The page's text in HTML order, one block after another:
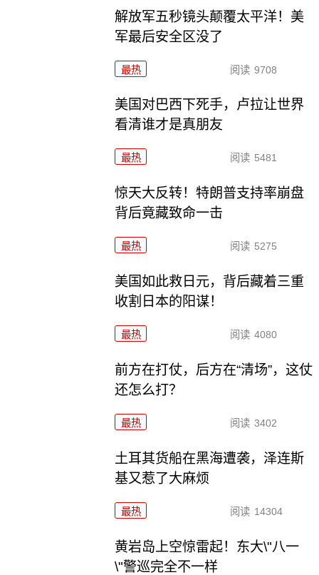
解放军五秒镜头颠覆太平洋！美
军最后安全区没了
最热 阅读 9708
美国对巴西下死手，卢拉让世界
看清谁才是真朋友
最热 阅读 5481
惊天大反转！特朗普支持率崩盘
背后竟藏致命一击
最热 阅读 5275
美国如此救日元，背后藏着三重
收割日本的阳谋！
最热 阅读 4080
前方在打仗，后方在“清场”，这仗
还怎么打？
最热 阅读 3402
土耳其货船在黑海遭袭，泽连斯
基又惹了大麻烦
最热 阅读 14304
黄岩岛上空惊雷起！东大\"八一
\"警巡完全不一样